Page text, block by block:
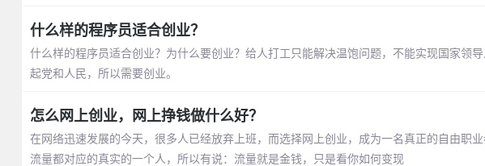
什么样的程序员适合创业？
什么样的程序员适合创业？为什么要创业？给人打工只能解决温饱问题，不能实现国家领
起党和人民，所以需要创业。
怎么网上创业，网上挣钱做什么好？
在网络迅速发展的今天，很多人已经放弃上班，而选择网上创业，成为一名真正的自由职
流量都对应的真实的一个人，所以有说：流量就是金钱，只是看你如何变现